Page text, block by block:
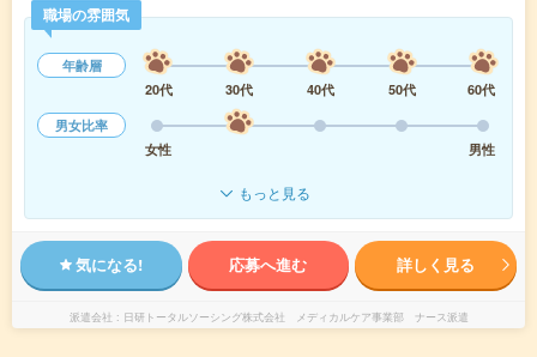
職場の雰囲気
年齢層
20代
30代 40代 50代
60代
男女比率
女性
男性
もっと見る
気になる! 応募へ進む 詳しく見る
派遣会社 日研トータルソーシング株式会社 メディカルケア事業部 ナース派遣